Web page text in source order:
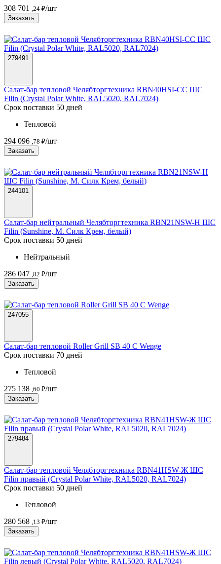
308 701
,24 ₽/шт
Заказать
279491
Салат-бар тепловой Челябторгтехника RBN40HSI-СC ШС
Filin (Crystal Polar White, RAL5020, RAL7024)
Срок поставки 50 дней
Тепловой
294 096 ,78 ₽/шт
Заказать
244101
Салат-бар нейтральный Челябторгтехника RBN21NSW-Н ШС
Filin (Sunshine, М. Силк Крем, белый)
Срок поставки 50 дней
Нейтральный
286 047 ,82 ₽/шт
Заказать
247055
Салат-бар тепловой Roller Grill SB 40 C Wenge
Срок поставки 70 дней
Тепловой
275 138 ,60 ₽/шт
Заказать
279484
Салат-бар тепловой Челябторгтехника RBN41HSW-Ж ШС
Filin правый (Crystal Polar White, RAL5020, RAL7024)
Срок поставки 50 дней
Тепловой
280 568 ,13 ₽/шт
Заказать